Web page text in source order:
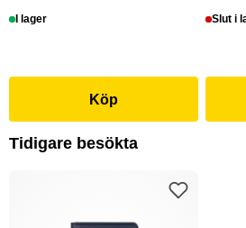
I lager
Köp
Slut i
Tidigare besökta